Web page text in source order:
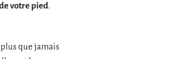
votre pied.
que jamais